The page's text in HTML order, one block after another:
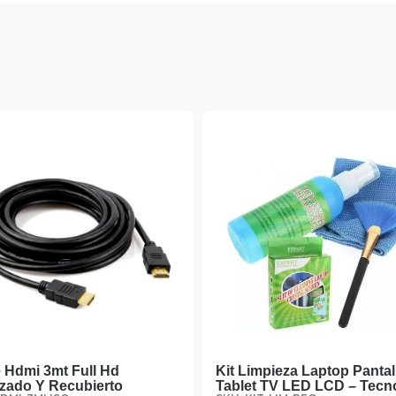
Cable Vga Macho – Macho
1.8mts Con Filtro – Tecnomati
Cofre Case Para
Sata 2.5 Usb 3.0